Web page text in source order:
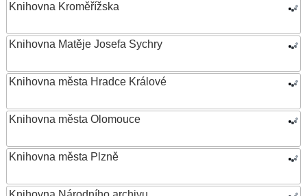
Knihovna Kroměřížska
Knihovna Matěje Josefa Sychry
Knihovna města Hradce Králové
Knihovna města Olomouce
Knihovna města Plzně